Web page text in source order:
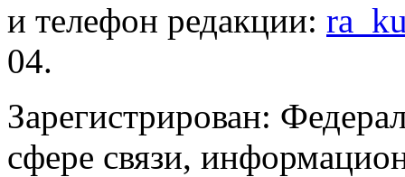
и телефон редакции:
04.
Зарегистрирован:
сфере связи,